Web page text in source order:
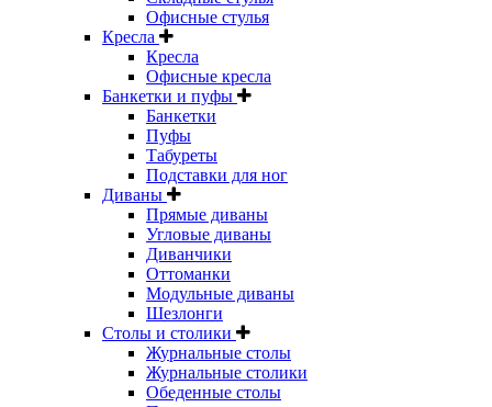
Офисные стулья
Кресла
Кресла
Офисные кресла
Банкетки и пуфы
Банкетки
Пуфы
Табуреты
Подставки для ног
Диваны
Прямые диваны
Угловые диваны
Диванчики
Оттоманки
Модульные диваны
Шезлонги
Столы и столики
Журнальные столы
Журнальные столики
Обеденные столы